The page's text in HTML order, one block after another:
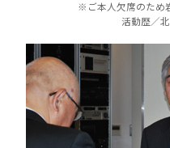
※ご本人欠席のため
活動歴／